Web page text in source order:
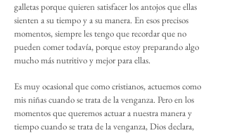
galletas porque quieren satisfacer los antojos que ellas
sienten a su tiempo y a su manera. En esos precisos
momentos, siempre les tengo que recordar que no
pueden comer todavía, porque estoy preparando algo
mucho más nutritivo y mejor para ellas.
Es muy ocasional que como cristianos, actuemos como
mis niñas cuando se trata de la venganza. Pero en los
momentos que queremos actuar a nuestra manera y
tiempo cuando se trata de la venganza, Dios declara,